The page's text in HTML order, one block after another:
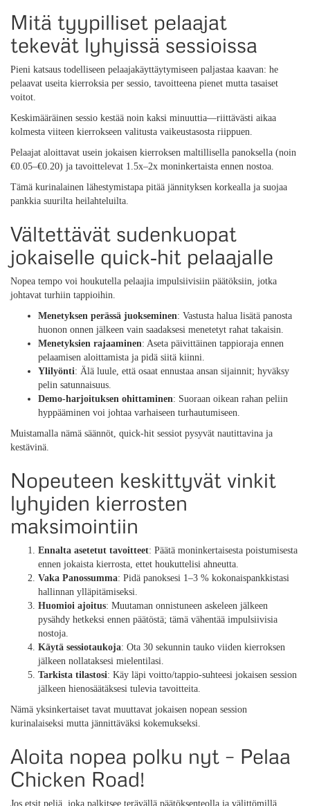
Mitä tyypilliset pelaajat
tekevät lyhyissä sessioissa
Pieni katsaus todelliseen pelaajakäyttäytymiseen paljastaa kaavan: he
pelaavat useita kierroksia per sessio, tavoitteena pienet mutta tasaiset
voitot.
Keskimääräinen sessio kestää noin kaksi minuuttia—riittävästi aikaa
kolmesta viiteen kierrokseen valitusta vaikeustasosta riippuen.
Pelaajat aloittavat usein jokaisen kierroksen maltillisella panoksella (noin
€0.05–€0.20) ja tavoittelevat 1.5x–2x moninkertaista ennen nostoa.
Tämä kurinalainen lähestymistapa pitää jännityksen korkealla ja suojaa
pankkia suurilta heilahteluilta.
Vältettävät sudenkuopat
jokaiselle quick‑hit pelaajalle
Nopea tempo voi houkutella pelaajia impulsiivisiin päätöksiin, jotka
johtavat turhiin tappioihin.
Menetyksen perässä juokseminen: Vastusta halua lisätä panosta
huonon onnen jälkeen vain saadaksesi menetetyt rahat takaisin.
Menetyksien rajaaminen: Aseta päivittäinen tappioraja ennen
pelaamisen aloittamista ja pidä siitä kiinni.
Ylilyönti: Älä luule, että osaat ennustaa ansan sijainnit; hyväksy
pelin satunnaisuus.
Demo-harjoituksen ohittaminen: Suoraan oikean rahan peliin
hyppääminen voi johtaa varhaiseen turhautumiseen.
Muistamalla nämä säännöt, quick‑hit sessiot pysyvät nautittavina ja
kestävinä.
Nopeuteen keskittyvät vinkit
lyhyiden kierrosten
maksimointiin
Ennalta asetetut tavoitteet: Päätä moninkertaisesta poistumisesta
ennen jokaista kierrosta, ettet houkuttelisi ahneutta.
Vaka Panossumma: Pidä panoksesi 1–3 % kokonaispankkistasi
hallinnan ylläpitämiseksi.
Huomioi ajoitus: Muutaman onnistuneen askeleen jälkeen
pysähdy hetkeksi ennen päätöstä; tämä vähentää impulsiivisia
nostoja.
Käytä sessiotaukoja: Ota 30 sekunnin tauko viiden kierroksen
jälkeen nollataksesi mielentilasi.
Tarkista tilastosi: Käy läpi voitto/tappio-suhteesi jokaisen session
jälkeen hienosäätäksesi tulevia tavoitteita.
Nämä yksinkertaiset tavat muuttavat jokaisen nopean session
kurinalaiseksi mutta jännittäväksi kokemukseksi.
Aloita nopea polku nyt – Pelaa
Chicken Road!
Jos etsit peliä, joka palkitsee terävällä päätöksenteolla ja välittömillä